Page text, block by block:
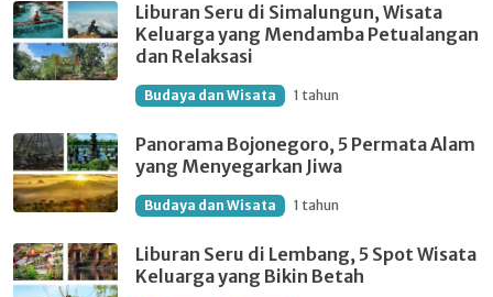
Liburan Seru di Simalungun, Wisata
Keluarga yang Mendamba Petualangan
dan Relaksasi
Budaya dan Wisata 1 tahun
Panorama Bojonegoro, 5 Permata Alam
yang Menyegarkan Jiwa
Budaya dan Wisata 1 tahun
Liburan Seru di Lembang, 5 Spot Wisata
Keluarga yang Bikin Betah